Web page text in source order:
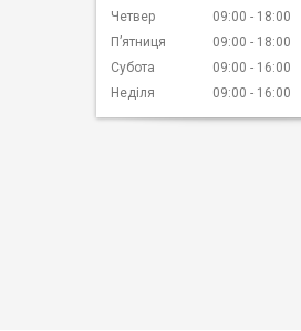
Четвер
09:00
18:00
Пʼятниця
09:00
18:00
Субота
09:00
16:00
Неділя
09:00 16:00